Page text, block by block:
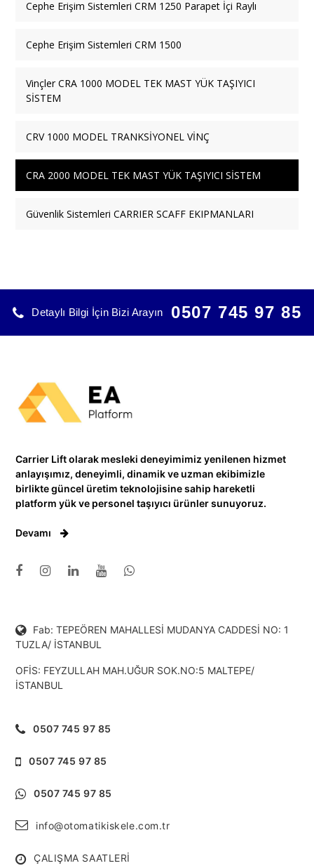
Cephe Erişim Sistemleri CRM 1250 Parapet İçi Raylı
Cephe Erişim Sistemleri CRM 1500
Vinçler CRA 1000 MODEL TEK MAST YÜK TAŞIYICI
SİSTEM
CRV 1000 MODEL TRANKSİYONEL VİNÇ
CRA 2000 MODEL TEK MAST YÜK TAŞIYICI SİSTEM
Güvenlik Sistemleri CARRIER SCAFF EKIPMANLARI
Detaylı Bilgi İçin Bizi Arayın 0507 745 97 85
Carrier Lift olarak mesleki deneyimimiz yenilenen hizmet
anlayışımız, deneyimli, dinamik ve uzman ekibimizle
birlikte güncel üretim teknolojisine sahip hareketli
platform yük ve personel taşıyıcı ürünler sunuyoruz.
Devamı
Fab: TEPEÖREN MAHALLESİ MUDANYA CADDESİ NO: 1
TUZLA/ İSTANBUL
OFİS: FEYZULLAH MAH.UĞUR SOK.NO:5 MALTEPE/
İSTANBUL
0507 745 97 85
0507 745 97 85
0507 745 97 85
info@otomatikiskele.com.tr
ÇALIŞMA SAATLERİ